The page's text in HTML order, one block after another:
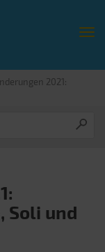
2021:
Soli und